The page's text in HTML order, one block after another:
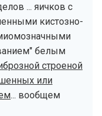
... яичков с
кистозно-
белым
строеной
или
... вообщем